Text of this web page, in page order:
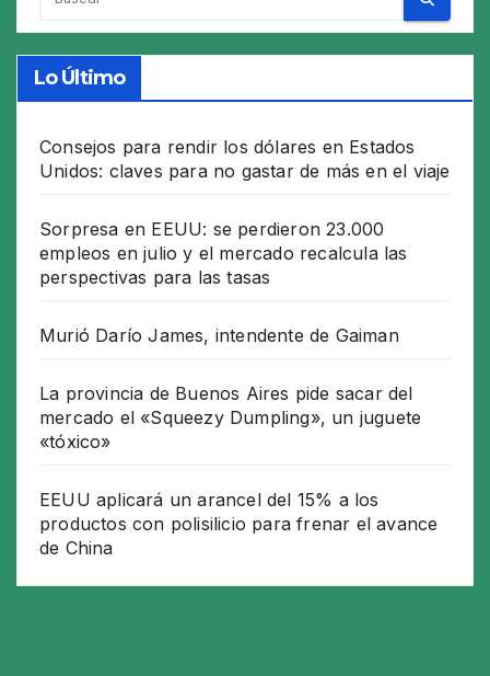
Lo Último
Consejos para rendir los dólares en Estados
Unidos: claves para no gastar de más en el viaje
Sorpresa en EEUU: se perdieron 23.000
empleos en julio y el mercado recalcula las
perspectivas para las tasas
Murió Darío James, intendente de Gaiman
La provincia de Buenos Aires pide sacar del
mercado el «Squeezy Dumpling», un juguete
«tóxico»
EEUU aplicará un arancel del 15% a los
productos con polisilicio para frenar el avance
de China